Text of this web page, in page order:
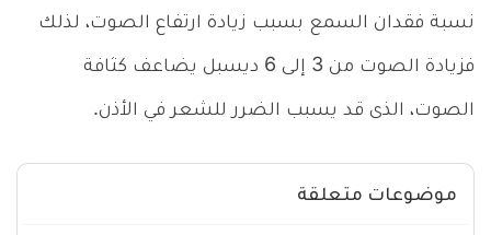
نسبة فقدان السمع بسبب زيادة ارتفاع الصوت، لذلك
فزيادة الصوت من 3 إلى 6 ديسبل يضاعف كثافة
الصوت، الذى قد يسبب الضرر للشعر في الأذن.
موضوعات متعلقة